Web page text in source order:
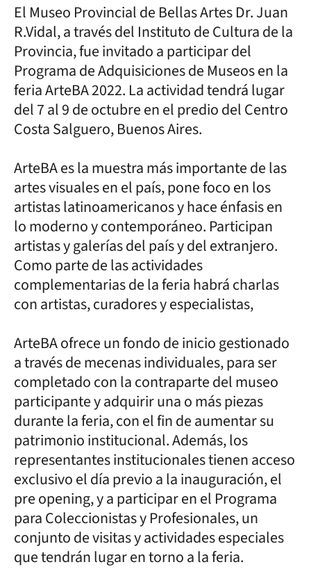
El Museo Provincial de Bellas Artes Dr. Juan
R.Vidal, a través del Instituto de Cultura de la
Provincia, fue invitado a participar del
Programa de Adquisiciones de Museos en la
feria ArteBA 2022. La actividad tendrá lugar
del 7 al 9 de octubre en el predio del Centro
Costa Salguero, Buenos Aires.
ArteBA es la muestra más importante de las
artes visuales en el país, pone foco en los
artistas latinoamericanos y hace énfasis en
lo moderno y contemporáneo. Participan
artistas y galerías del país y del extranjero.
Como parte de las actividades
complementarias de la feria habrá charlas
con artistas, curadores y especialistas,
ArteBA ofrece un fondo de inicio gestionado
a través de mecenas individuales, para ser
completado con la contraparte del museo
participante y adquirir una o más piezas
durante la feria, con el fin de aumentar su
patrimonio institucional. Además, los
representantes institucionales tienen acceso
exclusivo el día previo a la inauguración, el
pre opening, y a participar en el Programa
para Coleccionistas y Profesionales, un
conjunto de visitas y actividades especiales
que tendrán lugar en torno a la feria.